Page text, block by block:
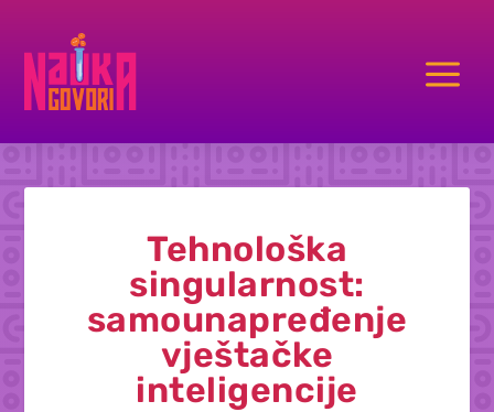
a
Tehnološka
singularnost:
samounapređenje
vještačke
inteligencije